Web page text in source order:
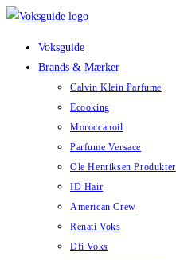
Skip
Voksguide
Brands & Mærker
Calvin Klein Parfume
Ecooking
Moroccanoil
Parfume Versace
Ole Henriksen Produkter
ID Hair
American Crew
Renati Voks
Dfi Voks